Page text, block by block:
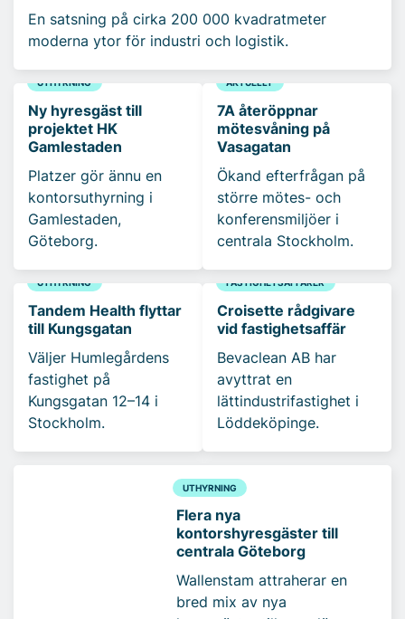
En satsning på cirka 200 000 kvadratmeter
moderna ytor för industri och logistik.
UTHYRNING
Ny hyresgäst till
projektet HK
Gamlestaden
Platzer gör ännu en
kontorsuthyrning i
Gamlestaden,
Göteborg.
AKTUELLT
7A återöppnar
mötesvåning på
Vasagatan
Ökand efterfrågan på
större mötes- och
konferensmiljöer i
centrala Stockholm.
UTHYRNING
Tandem Health flyttar
till Kungsgatan
Väljer Humlegårdens
fastighet på
Kungsgatan 12–14 i
Stockholm.
FASTIGHETSAFFÄRER
Croisette rådgivare
vid fastighetsaffär
Bevaclean AB har
avyttrat en
lättindustrifastighet i
Löddeköpinge.
UTHYRNING
Flera nya
kontorshyresgäster till
centrala Göteborg
Wallenstam attraherar en
bred mix av nya